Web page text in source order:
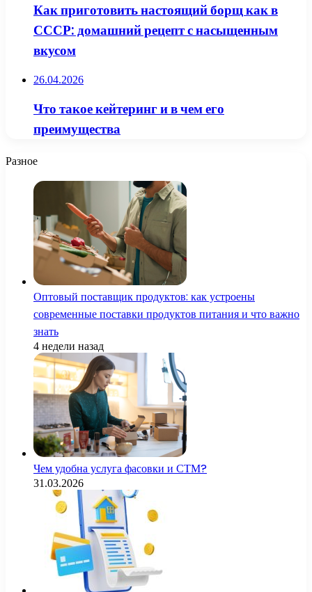
Как приготовить настоящий борщ как в
СССР: домашний рецепт с насыщенным
вкусом
26.04.2026
Что такое кейтеринг и в чем его
преимущества
Разное
Оптовый поставщик продуктов: как устроены
современные поставки продуктов питания и что важно
знать
4 недели назад
Чем удобна услуга фасовки и СТМ?
31.03.2026